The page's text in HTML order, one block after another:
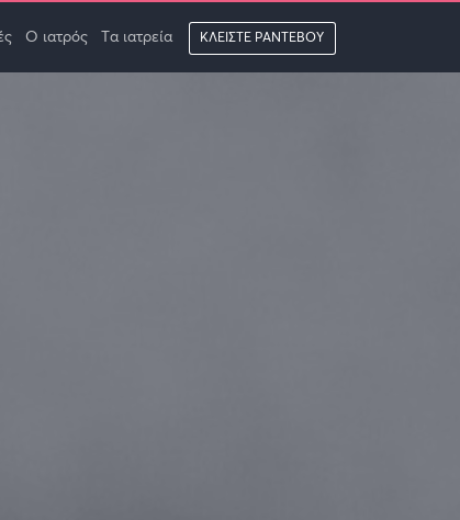
Ο ιατρός Τα ιατρεία ΚΛΕΙΣΤΕ ΡΑΝΤΕΒΟΥ